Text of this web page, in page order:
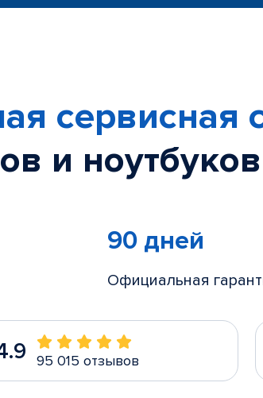
сервисная
и
90 дней
Официальная
95 015 отзывов